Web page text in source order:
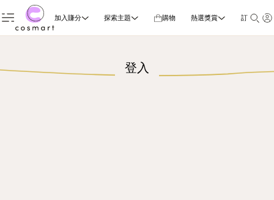
加入賺分 探索主題 購物 熱選獎賞 訂閱雜誌
登入